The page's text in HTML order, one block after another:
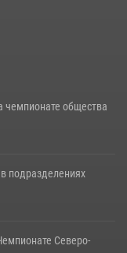
чемпионате общества
подразделениях
Северо-